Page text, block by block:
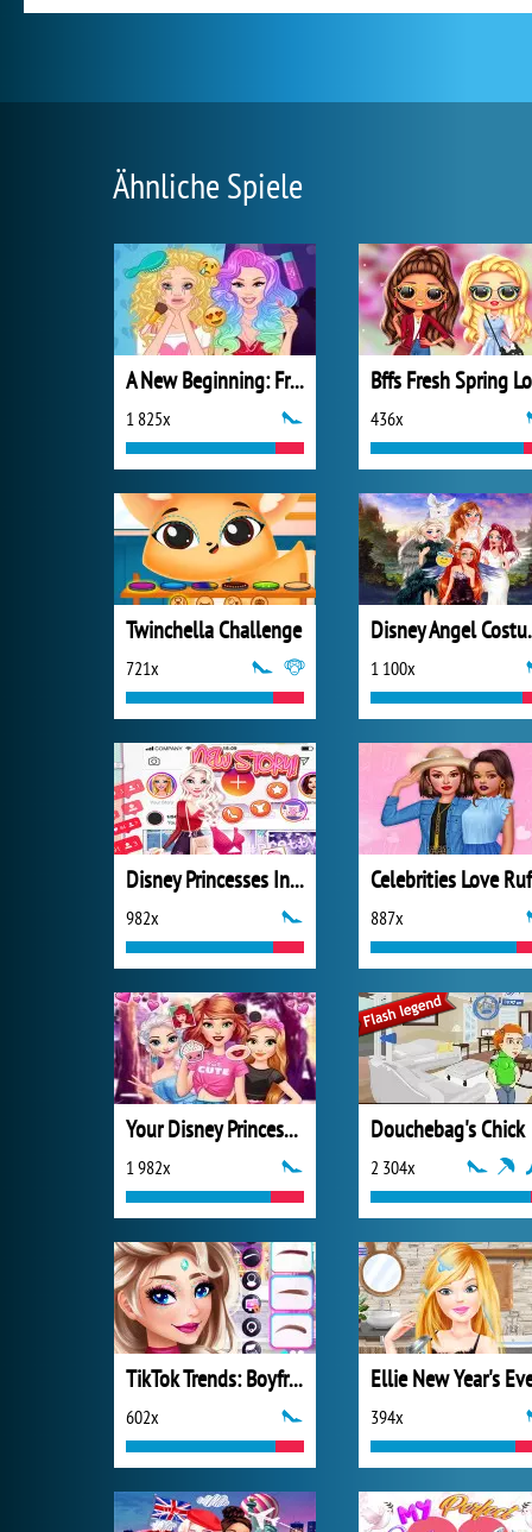
Ähnliche Spiele
A New Beginning: From Sad To Fab
1 825x 436x
Twinchella Challenge
721x 1 100x
Disney Princesses Instagram Stories
982x 887x
Your Disney Princess Style
1 982x
Douchebag's Chick
2 304x
TikTok Trends: Boyfriend Fashion
602x
Ellie New Year's
394x